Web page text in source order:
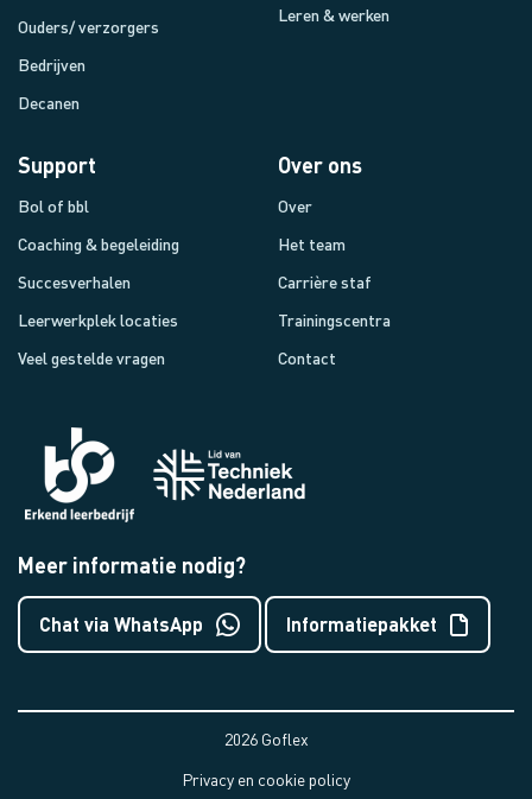
Ouders/ verzorgers
Bedrijven
Decanen
Leren & werken
Support
Bol of bbl
Coaching & begeleiding
Succesverhalen
Leerwerkplek locaties
Veel gestelde vragen
Over ons
Over
Het team
Carrière staf
Trainingscentra
Contact
Meer informatie nodig?
Chat via WhatsApp Informatiepakket
2026 Goflex
Privacy en cookie policy